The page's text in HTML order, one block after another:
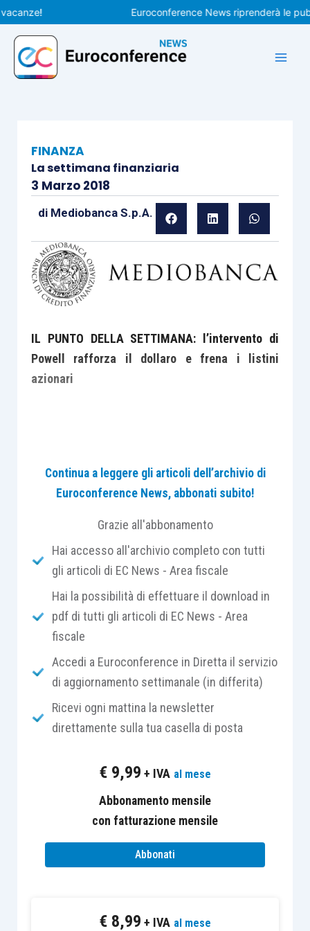
Vai
al
contenuto
Euroconference News riprenderà le
FINANZA
La settimana finanziaria
3 Marzo 2018
di Mediobanca S.p.A.
IL PUNTO DELLA SETTIMANA: l’intervento di
Powell rafforza il dollaro e frena i listini
azionari
dell’economia statunitense sono stati
generalmente ottimisti: resta basso il
rischio dioverheating, mentre i salari
inizieranno a salire per effetto della
solidità del mercato del lavoro
mercato di 4 rialzi dei tassi nel 2018
Congresso, il neo-eletto
presidente della Fed,
Jerome Powell, ha
rassicurato i mercati sul
monetaria continuerà sul
normalizzazione del
bilancio, cercando un
surriscaldamento
Continua a leggere gli articoli dell’archivio di
Euroconference News, abbonati subito!
Grazie all'abbonamento
Hai accesso all'archivio completo con tutti
gli articoli di EC News - Area fiscale
Hai la possibilità di effettuare il download in
pdf di tutti gli articoli di EC News - Area
fiscale
Accedi a Euroconference in Diretta il servizio
di aggiornamento settimanale (in differita)
Ricevi ogni mattina la newsletter
direttamente sulla tua casella di posta
€ 9,99 + IVA al mese
Abbonamento mensile
con fatturazione mensile
Abbonati
€ 8,99 + IVA al mese